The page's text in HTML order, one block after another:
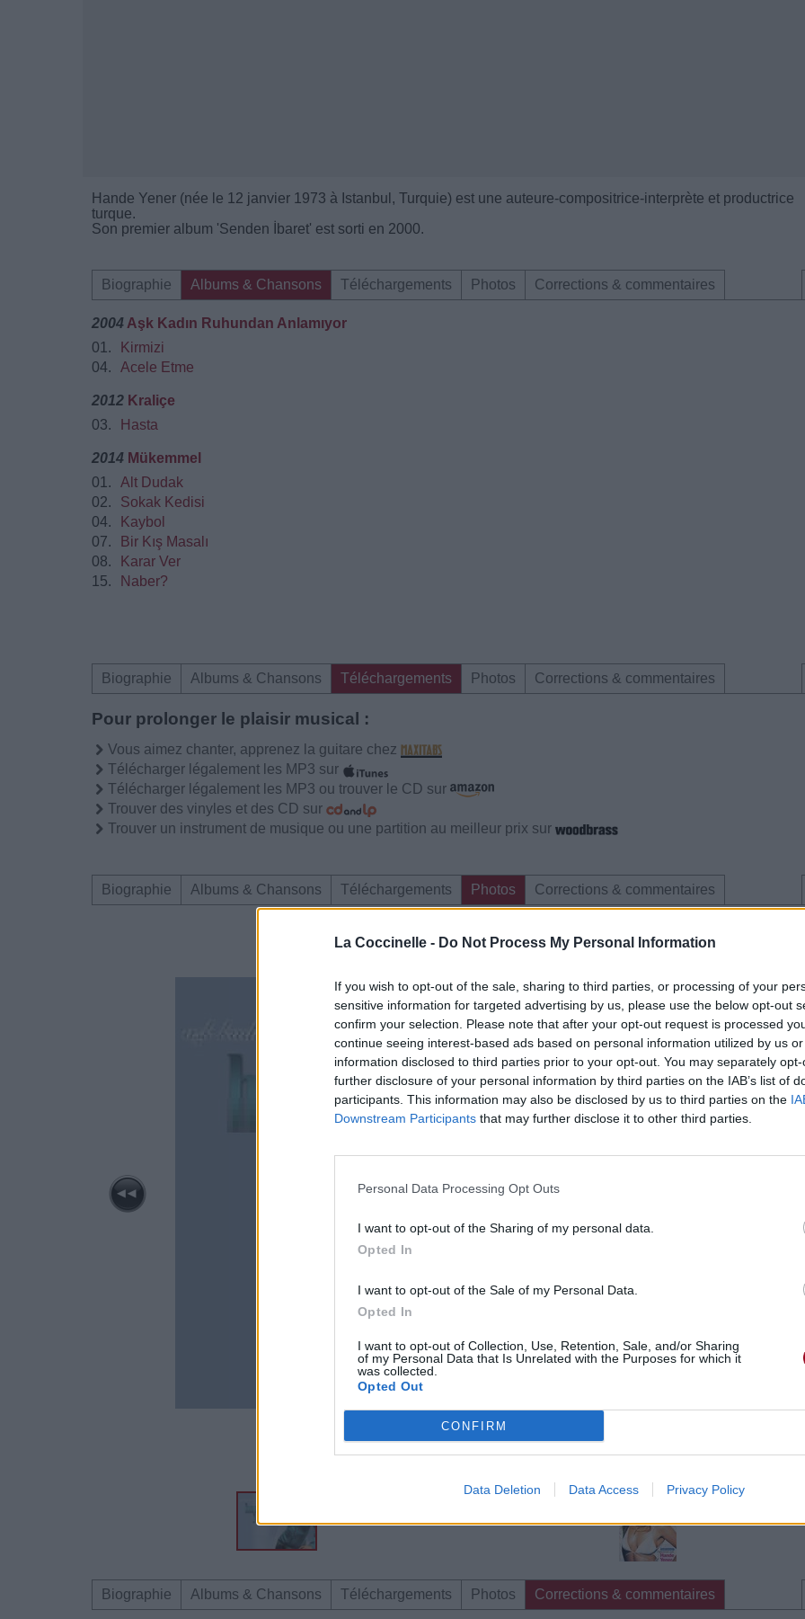
La Coccinelle - Do Not Process My Personal Information
If you wish to opt-out of the sale, sharing to third parties, or processing of your
sensitive information for targeted advertising by us, please use the below opt-out
confirm your selection. Please note that after your opt-out request is processed
continue seeing interest-based ads based on personal information utilized by us
information disclosed to third parties prior to your opt-out. You may separately
further disclosure of your personal information by third parties on the IAB’s list of
participants. This information may also be disclosed by us to third parties on the
Downstream Participants that may further disclose it to other third parties.
Personal Data Processing Opt Outs
I want to opt-out of the Sharing of my personal data.
Opted In
I want to opt-out of the Sale of my Personal Data.
Opted In
I want to opt-out of Collection, Use, Retention, Sale, and/or Sharing
of my Personal Data that Is Unrelated with the Purposes for which it
was collected.
Opted Out
CONFIRM
Data Deletion Data Access Privacy Policy
Hande Yener (née le 12 janvier 1973 à Istanbul, Turquie) est une auteure-compositrice-interprète et productrice
turque.
Son premier album 'Senden İbaret' est sorti en 2000.
Biographie Albums & Chansons Téléchargements Photos Corrections & commentaires
2004 Aşk Kadın Ruhundan Anlamıyor
01.
Kirmizi
04.
Acele Etme
2012 Kraliçe
03.
Hasta
2014 Mükemmel
01.
Alt Dudak
02.
Sokak Kedisi
04.
Kaybol
07.
Bir Kış Masalı
08.
Karar Ver
15.
Naber?
Biographie Albums & Chansons Téléchargements Photos Corrections & commentaires
Pour prolonger le plaisir musical :
Vous aimez chanter, apprenez la guitare chez
Télécharger légalement les MP3 sur
Télécharger légalement les MP3 ou trouver le CD sur
Trouver des vinyles et des CD sur
Trouver un instrument de musique ou une partition au meilleur prix sur
Biographie Albums & Chansons Téléchargements Photos Corrections & commentaires
Biographie Albums & Chansons Téléchargements Photos Corrections & commentaires